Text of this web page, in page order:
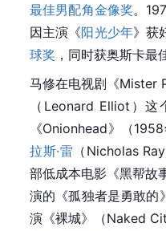
最佳男配角金像奖。
因主演《阳光少年》获
球奖 ，同时获奥斯卡
马修在电视剧《Mister
（Leonard Elliot）
《Onionhead》（
拉斯·雷 （Nicholas
部低成本电影《黑帮故
演的《孤独者是勇敢的
演《裸城》（Naked